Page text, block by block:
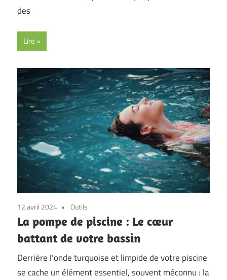
des
Lire
12 avril 2024 Outils
La pompe de piscine : Le cœur
battant de votre bassin
Derrière l’onde turquoise et limpide de votre piscine
se cache un élément essentiel, souvent méconnu : la